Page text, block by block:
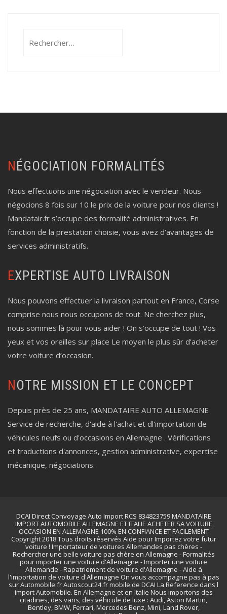
NÉGOCIATION FORMALITÉS
Nous effectuons une négociation avec le vendeur. Nous
négocions 8 fois sur 10 le prix de la voiture pour nos clients !
Mandatair.fr s’occupe des formalité administratives. En
fonction de la prestation choisie, vous avez d’avantages de
services administratifs.
EXPERTISE AUTO LIVRAISON
Nous pouvons effectuer la livraison partout en France, Corse
comprise nous nous occupons de tout. Ne cherchez plus,
nous sommes là pour vous aider ! On s’occupe de tout ! Vos
yeux et vos oreilles sur place Le moyen le plus sûr d’acheter
votre voiture d’occasion.
NOTRE MISSION ET LE CONCEPT
Depuis près de 25 ans, MANDATAIRE AUTO ALLEMAGNE
Service de recherche, d'aide à l'achat et dl'importation de
véhicules neufs ou d'occasions en Allemagne . Vérifications
et traductions d'annonces, gestion administrative, expertise
mécanique, négociations.
DCAI Direct Convoyage Auto Import RCS 834823759 MANDATAIRE
IMPORT AUTOMOBILE ALLEMAGNE ET ITALIE ACHETER SA VOITURE
OCCASION EN ALLEMAGNE 100% EN CONFIANCE ET FACILEMENT
Copyright 2018 Tous droits réservés Aide pour Importez votre futur
voiture ! Importateur de voitures Allemandes pas chères -
Rechercher une belle voiture pas chère en Allemagne - Formalités
pour importer une voiture d'Allemagne - Importer une voiture
Allemande - Rapatriement de voiture d'Allemagne - Aide à
l'importation de voiture d'Allemagne On vous accompagne pas à pas
sur Automobile.fr Autoscout24.fr mobile.de DCAI La Reference dans l
import Automobile. En Allemagne et en Italie Nous importons des
citadines, des vans, des véhicule de luxe : Audi, Aston Martin,
Bentley, BMW, Ferrari, Mercedes Benz, Mini, Land Rover,